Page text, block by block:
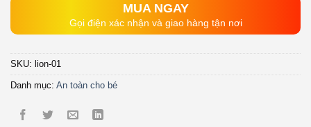
MUA NGAY
Gọi điện xác nhận và giao hàng tận nơi
SKU: lion-01
Danh mục: An toàn cho bé